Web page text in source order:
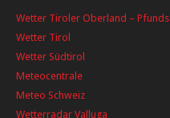
Wetter Tiroler Oberland – Pfunds
Wetter Tirol
Wetter Südtirol
Meteocentrale
Meteo Schweiz
Wetterradar Valluga